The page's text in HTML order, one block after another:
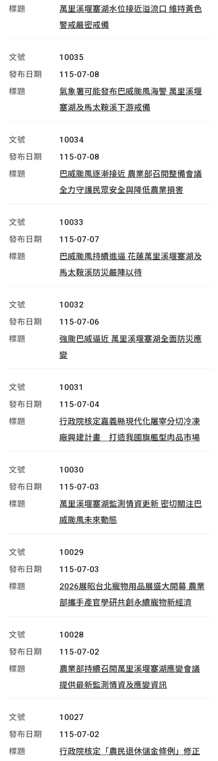
萬里溪堰塞湖水位接近溢流口 維持黃色
警戒嚴密戒備
10035
115-07-08
氣象署可能發布巴威颱風海警 萬里溪堰
塞湖及馬太鞍溪下游戒備
10034
115-07-08
巴威颱風逐漸接近 農業部召開整備會議
全力守護民眾安全與降低農業損害
10033
115-07-07
巴威颱風持續進逼 花蓮萬里溪堰塞湖及
馬太鞍溪防災嚴陣以待
10032
115-07-06
強颱巴威逼近 萬里溪堰塞湖全面防災應
變
10031
115-07-04
行政院核定嘉義縣現代化屠宰分切冷凍
廠興建計畫 打造我國旗艦型肉品市場
10030
115-07-03
萬里溪堰塞湖監測情資更新 密切關注巴
威颱風未來動態
10029
115-07-03
2026展昭台北寵物用品展盛大開幕 農業
部攜手產官學研共創永續寵物新經濟
10028
115-07-02
農業部持續召開萬里溪堰塞湖應變會議
提供最新監測情資及應變資訊
10027
115-07-02
行政院核定「農民退休儲金條例」修正